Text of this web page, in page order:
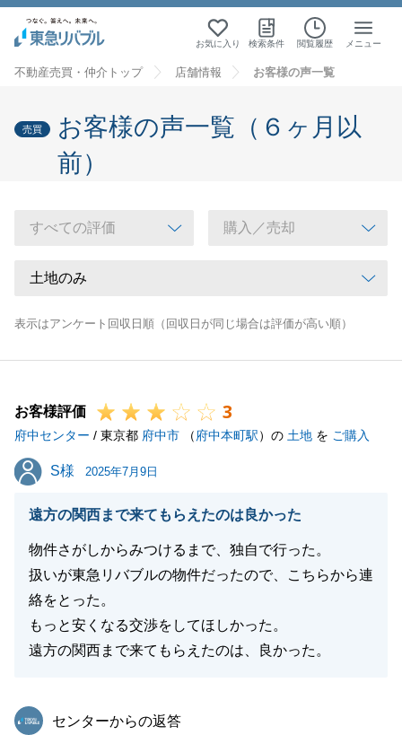
お気に入り 検索条件 閲覧履歴 メニュー
不動産売買・仲介トップ 店舗情報 お客様の声一覧
売買
お客様の声一覧（６ヶ月以
前）
表示はアンケート回収日順（回収日が同じ場合は評価が高い順）
お客様評価 3
府中センター / 東京都 府中市 （府中本町駅）の 土地 を ご購入
S様
S様 2025年7月9日
遠方の関西まで来てもらえたのは良かった
物件さがしからみつけるまで、独自で行った。
扱いが東急リバブルの物件だったので、こちらから連
絡をとった。
もっと安くなる交渉をしてほしかった。
遠方の関西まで来てもらえたのは、良かった。
東急リバブル
センターからの返答